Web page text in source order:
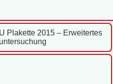
Plakette 2015 – Erweitertes